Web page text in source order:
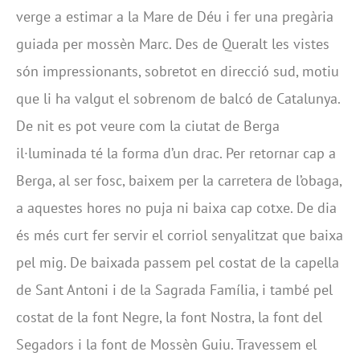
verge a estimar a la Mare de Déu i fer una pregària
guiada per mossèn Marc. Des de Queralt les vistes
són impressionants, sobretot en direcció sud, motiu
que li ha valgut el sobrenom de balcó de Catalunya.
De nit es pot veure com la ciutat de Berga
il·luminada té la forma d’un drac. Per retornar cap a
Berga, al ser fosc, baixem per la carretera de l’obaga,
a aquestes hores no puja ni baixa cap cotxe. De dia
és més curt fer servir el corriol senyalitzat que baixa
pel mig. De baixada passem pel costat de la capella
de Sant Antoni i de la Sagrada Família, i també pel
costat de la font Negre, la font Nostra, la font del
Segadors i la font de Mossèn Guiu. Travessem el